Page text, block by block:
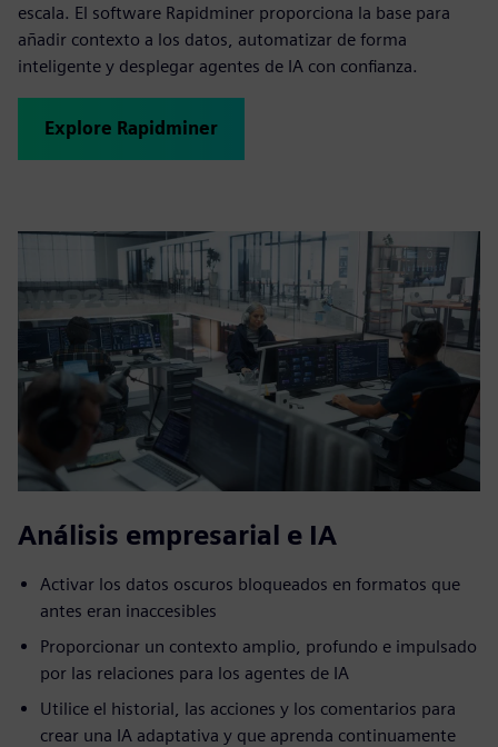
escala. El software Rapidminer proporciona la base para
añadir contexto a los datos, automatizar de forma
inteligente y desplegar agentes de IA con confianza.
Explore Rapidminer
Análisis empresarial e IA
Activar los datos oscuros bloqueados en formatos que
antes eran inaccesibles
Proporcionar un contexto amplio, profundo e impulsado
por las relaciones para los agentes de IA
Utilice el historial, las acciones y los comentarios para
crear una IA adaptativa y que aprenda continuamente